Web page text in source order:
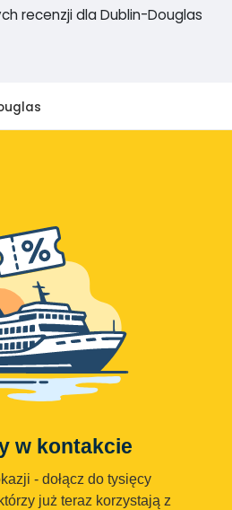
recenzji dla Dublin-Douglas
w kontakcie
- dołącz do tysięcy
już teraz korzystają z